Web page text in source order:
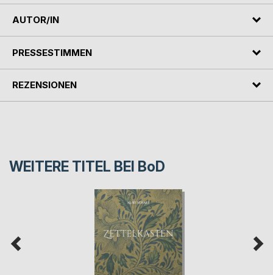
AUTOR/IN
PRESSESTIMMEN
REZENSIONEN
WEITERE TITEL BEI BoD